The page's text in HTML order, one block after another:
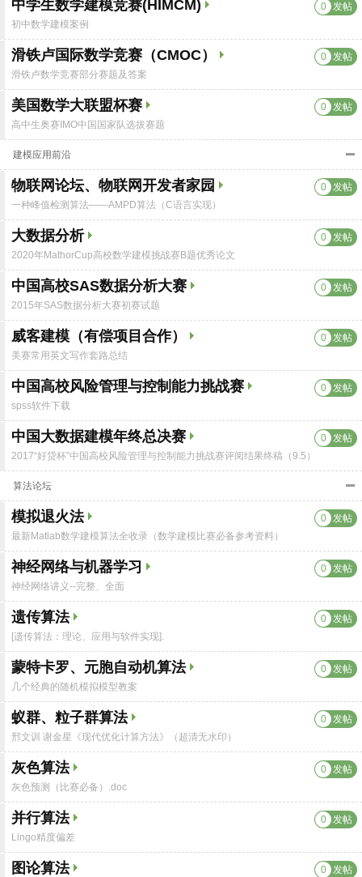
中学生数学建模竞赛(HIMCM) 发帖
0
初中数学建模案例
滑铁卢国际数学竞赛（CMOC） 发帖
0
滑铁卢数学竞赛部分赛题及答案
美国数学大联盟杯赛 发帖
0
高中生奥赛IMO中国国家队选拔赛题
建模应用前沿
物联网论坛、物联网开发者家园 发帖
0
一种峰值检测算法——AMPD算法（C语言实现）
大数据分析 发帖
0
2020年MathorCup高校数学建模挑战赛B题优秀论文
中国高校SAS数据分析大赛 发帖
0
2015年SAS数据分析大赛初赛试题
威客建模（有偿项目合作） 发帖
0
美赛常用英文写作套路总结
中国高校风险管理与控制能力挑战赛 发帖
0
spss软件下载
中国大数据建模年终总决赛 发帖
0
2017“好贷杯”中国高校风险管理与控制能力挑战赛评阅结果终稿（9.5）
算法论坛
模拟退火法 发帖
0
最新Matlab数学建模算法全收录（数学建模比赛必备参考资料）
神经网络与机器学习 发帖
0
神经网络讲义--完整、全面
遗传算法 发帖
0
[遗传算法：理论、应用与软件实现].
蒙特卡罗、元胞自动机算法 发帖
0
几个经典的随机模拟模型教案
蚁群、粒子群算法 发帖
0
邢文训 谢金星《现代优化计算方法》（超清无水印）
灰色算法 发帖
0
灰色预测（比赛必备）.doc
并行算法 发帖
0
Lingo精度偏差
图论算法 发帖
0